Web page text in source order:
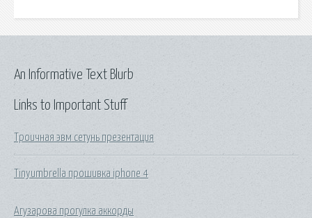
Links to Important Stuff
Троичная эвм сетунь презентация
Tinyumbrella прошивка iphone 4
Агузарова прогулка аккорды
An Informative Text Blurb